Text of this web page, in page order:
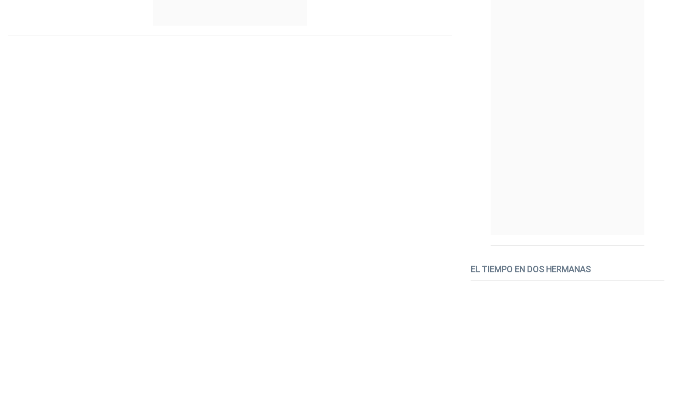
EL TIEMPO EN DOS HERMANAS